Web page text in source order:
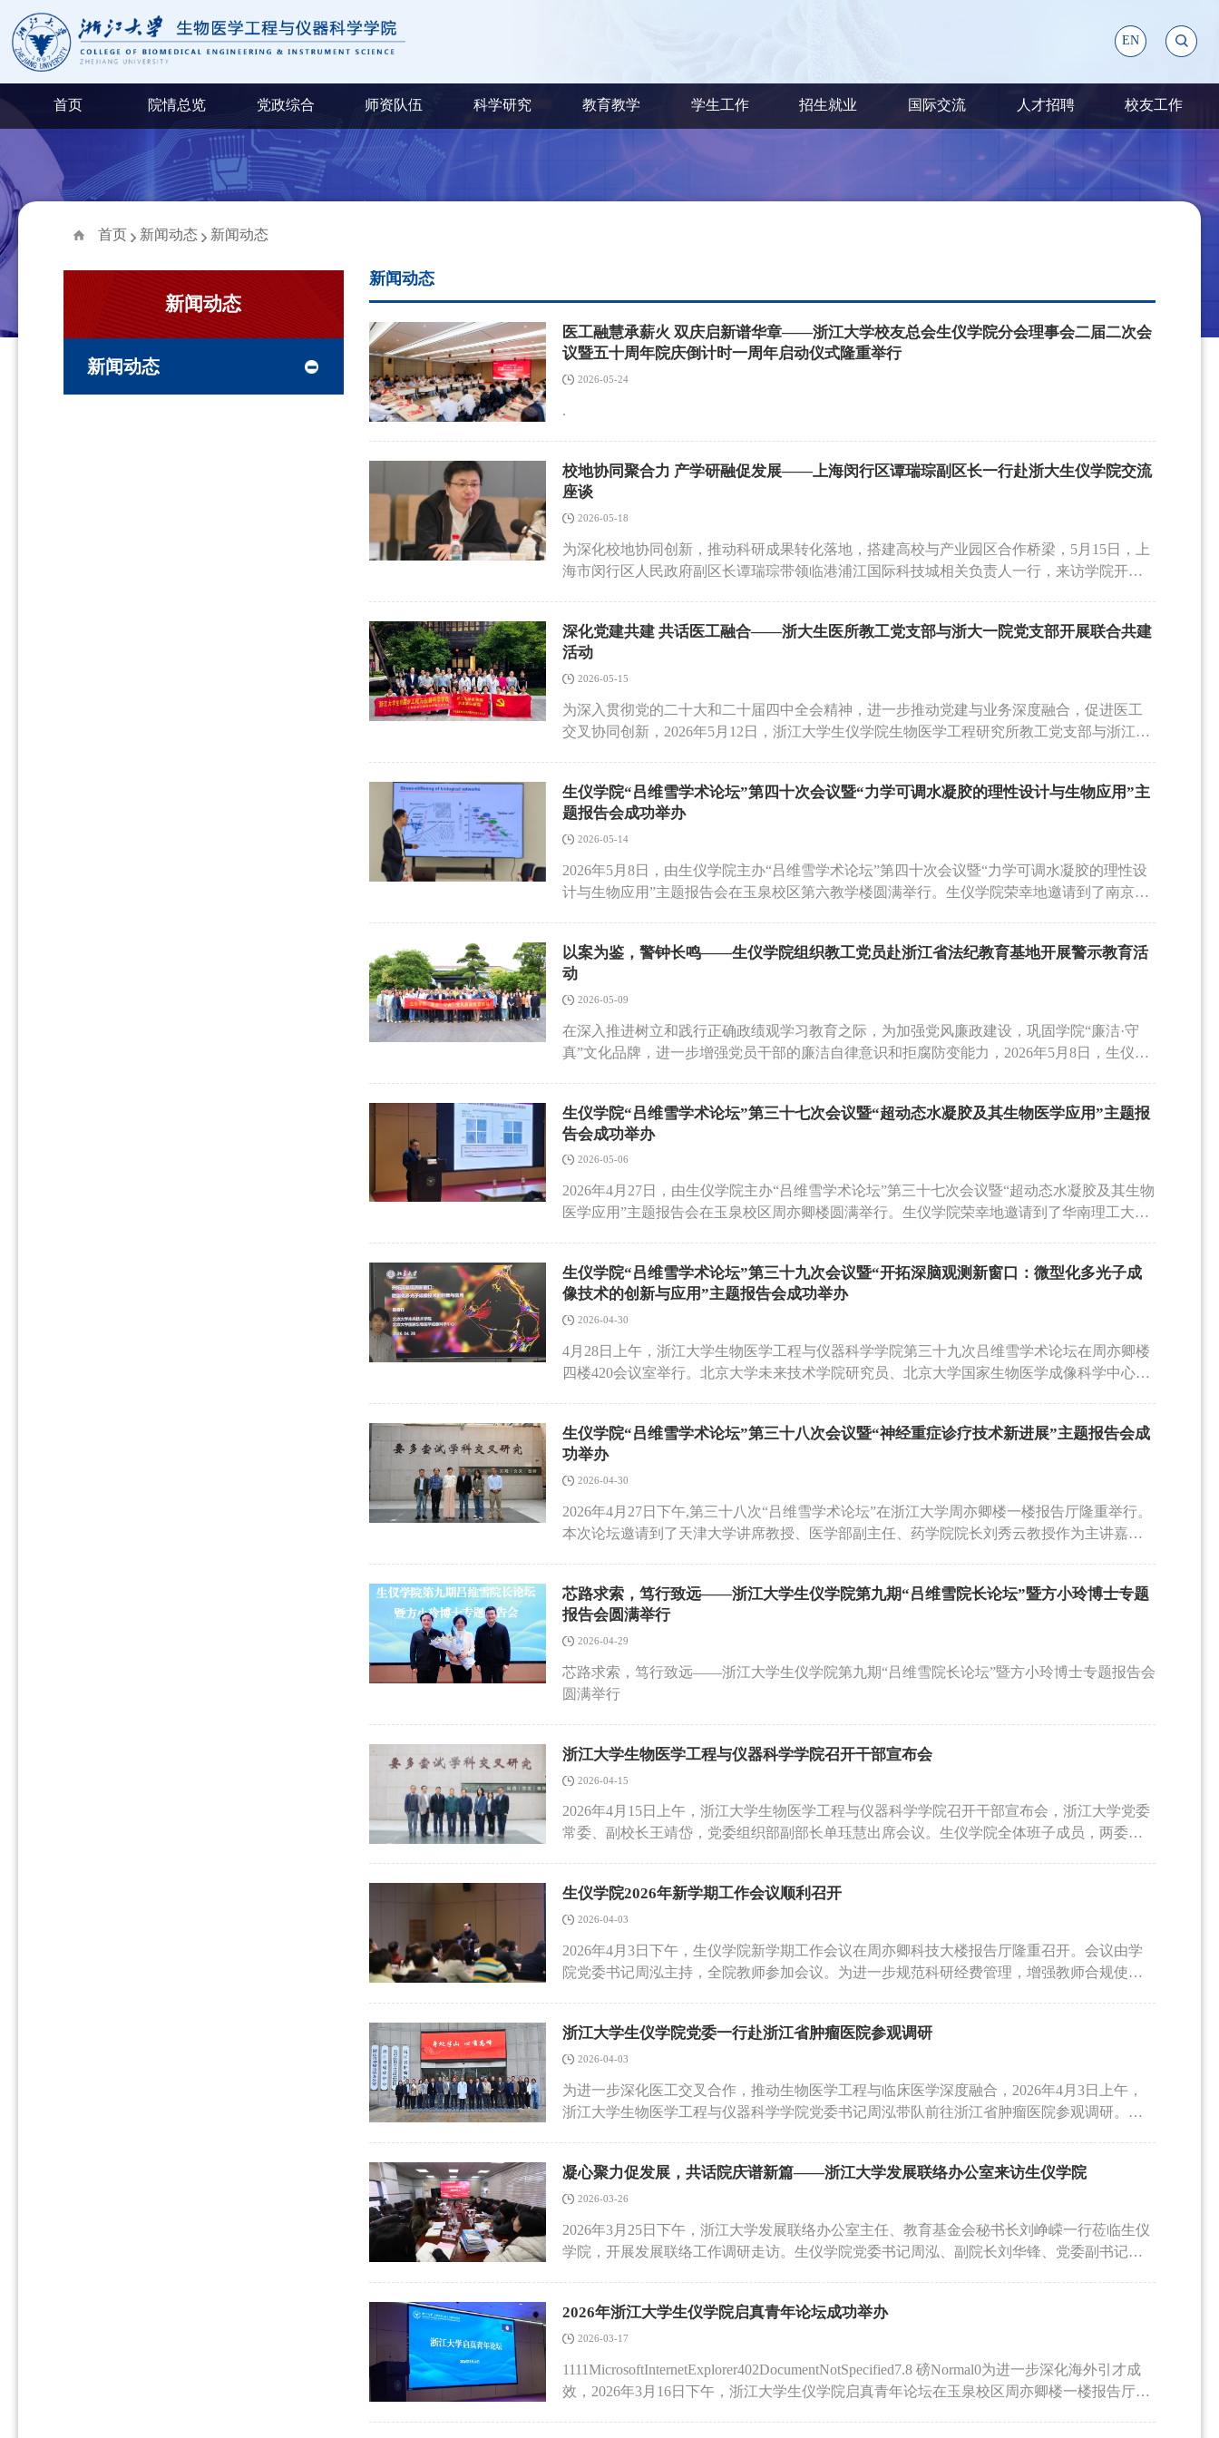
EN
首页 院情总览 党政综合 师资队伍 科学研究 教育教学 学生工作 招生就业 国际交流 人才招聘 校友工作
首页 新闻动态 新闻动态
新闻动态
新闻动态
新闻动态
医工融慧承薪火 双庆启新谱华章——浙江大学校友总会生仪学院分会理事会二届二次会
议暨五十周年院庆倒计时一周年启动仪式隆重举行
2026-05-24
.
校地协同聚合力 产学研融促发展——上海闵行区谭瑞琮副区长一行赴浙大生仪学院交流
座谈
2026-05-18
为深化校地协同创新，推动科研成果转化落地，搭建高校与产业园区合作桥梁，5月15日，上
海市闵行区人民政府副区长谭瑞琮带领临港浦江国际科技城相关负责人一行，来访学院开展
创新与产业融合，而临港浦江国际科技城作为上海科创中心建设的重要承载区，兼具国家级
高新技术产业开发区和国家级综合保税区两大功能，已形成“一区、一谷、一城、一江”的特色
产业布局，在生物医药、集成电路等领域集聚了一批国内外龙头企业和行业领军企业，具备
完善的产业生态和成果转化载体。此次带队来访，核心是希望依托浙大生仪学院的科研与人
才优势，推动高校科研成果与园区产业需求精准对接，助力闵行区生物医药、医疗器械等产
了学院的发展历程、学科建设、科研成果、人才培养等情况。他表示，学院始终坚持“产学研
用”一体化发展理念，聚焦国家战略需求和产业发展痛点，积极推动科研成果走出实验室、走
向市场，而临港浦江国际科技城的产业定位与学院的科研方向高度契合，期待双方以此次交
流为契机，在科研成果转化、联合攻关、人才输送等方面建立长期稳定的合作关系，实现优
服务体系及企业需求，重点阐述了园区在支持科技成果转化、培育科技企业、引进高端人才
等方面的具体举措，表示将为学院科研成果转化和人才创业提供全方位的服务保障，全力推
动双方合作落地见效。学院相关学科带头人也结合自身研究方向，介绍了可转化的科研成果
和合作意向。许迎科副院长表示，学院高度重视科研成果的产业化落地，助力科研成果从实
验室走向市场一线。针对临港浦江国际科技城的产业定位，学院将梳理智能医疗设备、生物
传感技术、脑机接口等领域的可转化成果，他将全力做好沟通协调工作，为双方科研合作、
成果转化提供全方位保障，助力实现技术、人才、产业的深度融合。双方围绕科研成果转
化、项目合作等展开深入交流。在科研成果转化方面，双方就建立成果转化对接机制、搭建
技术转移平台达成共识，学院将依托园区的产业资源和政策优势，加速科技成果的产业化进
提升。在人才培养方面，双方将探索“高校培养+园区实践”的人才培养模式，推动学院毕业生
向临港浦江国际科技城企业输送，提升学生的实践能力和产业适配度，实现人才培养与产业
需求的同频共振。此次交流座谈，进一步深化了校地产学研合作内涵，为双方后续开展全方
位、深层次合作指明了方向，对推动科研成果转化、培育优质人才、促进产业高质量发展具
有重要意义。
深化党建共建 共话医工融合——浙大生医所教工党支部与浙大一院党支部开展联合共建
活动
2026-05-15
为深入贯彻党的二十大和二十届四中全会精神，进一步推动党建与业务深度融合，促进医工
交叉协同创新，2026年5月12日，浙江大学生仪学院生物医学工程研究所教工党支部与浙江大
与交流座谈，共同探索党建引领下医工融合发展的新路径。双方党员参观了浙大一院院史馆
与“小八千卷楼”。通过珍贵的历史资料、影像记录与文化展陈，大家深入了解了浙大一院的发
展历程、医学精神与文化传承，深刻感受到医院在医疗服务、科技创新和人才培养等方面取
得的重要成果。参观过程中，党员同志们进一步增强了服务国家重大需求、推动医学科技进
步的责任感与使命感。与会党员在庆春院区会议室开展了专题学习，围绕新时代党建工作要
致表示，要坚持以高质量党建引领高质量发展，立足本职岗位，推动党建工作与科研创新、
临床需求深度融合，不断提升服务人民生命健康的能力与水平。浙一医院冯智英书记主持了
座谈交流环节，首先对浙一医院支部的情况进行了详细介绍，并结合临床现状，介绍了手术
麻醉、疼痛管理、输血与消毒供应等工作的临床特点与技术挑战。刘清君书记对生仪学院和
互促的情况，并介绍了研究所在生物医学传感与生物医学信息学两大研究方向的基本情况。
双方参与座谈交流的党员同志分别介绍了各自的研究方向或临床需求，双方围绕生物医学传
感、医学信息、即时检测、脑机接口等前沿研究方向以及输血、疼痛干预等临床需求展开了
深入交流，积极探讨医工交叉合作的潜在切入点与联合攻关方向。本次支部共建活动进一步
加强了学院与医院之间的沟通联系，搭建了党建共建、合作共赢的平台。未来，双方党支部
将继续发挥党建引领作用，深化医工交叉合作，推动科研成果与临床需求精准对接，为服
务“健康中国”战略和学校“双一流”建设贡献力量。文 万浩/图 党支部
生仪学院“吕维雪学术论坛”第四十次会议暨“力学可调水凝胶的理性设计与生物应用”主
题报告会成功举办
2026-05-14
2026年5月8日，由生仪学院主办“吕维雪学术论坛”第四十次会议暨“力学可调水凝胶的理性设
计与生物应用”主题报告会在玉泉校区第六教学楼圆满举行。生仪学院荣幸地邀请到了南京大
百人计划研究员田良飞主持。曹毅教授系统分享了其团队在水凝胶材料力学调控、界面粘附
优化及细胞生物物理机制解析等领域的最新研究成果，为生物材料在组织修复与再生医学领
域的应用提供了创新性解决方案。生物软物质材料作为组织工程与植入器械的核心载体，其
力学特性直接决定材料功能实现。报告中指出，这类材料不仅需要为细胞生长与组织再生提
供力学支撑，更需通过力学信号调控干细胞分化、细胞外基质组分合成及自组装等关键生物
这一难题，曹毅教授团队以典型生物材料——水凝胶为研究对象，开创性地采用“自下而上”的
研究策略。团队从材料微观结构解析入手，深入探究受力单元的力学响应机制，成功构建了
宏观力学特性的理性设计模型，并开发出可实现力学特性时空动态调控的新型水凝胶材料。
这一突破打破了传统材料设计中试错法的局限，为定制化生物材料的开发提供了理论依据与
的界面修饰与结构设计，显著提升了材料与组织的整合效率，为组织诱导性材料与工程支架
的界面设计开辟了新方向。此外，研究还深入揭示了材料宏观与微观力学特性对细胞生长、
迁移及干细胞分化的调控规律，阐明了组织再生过程中关键的细胞生物物理机制。曹毅教授
表示，上述研究成果不仅深化了对生物材料力学特性的科学认知，更为细胞培养体系优化、
组织工程支架开发及植入器械性能提升提供了重要技术支撑。未来，团队将进一步推动基础
研究与临床应用的结合，加速生物材料在再生医学领域的转化进程。本次报告会吸引了来自
材料科学、生物医学工程、医学等领域的数位师生参与，现场学术氛围浓厚。与会学者纷纷
表示，曹毅教授团队的系统性研究为生物材料力学设计提供了全新视角，对推动组织工程与
再生医学的发展具有重要意义。
以案为鉴，警钟长鸣——生仪学院组织教工党员赴浙江省法纪教育基地开展警示教育活
动
2026-05-09
在深入推进树立和践行正确政绩观学习教育之际，为加强党风廉政建设，巩固学院“廉洁·守
真”文化品牌，进一步增强党员干部的廉洁自律意识和拒腐防变能力，2026年5月8日，生仪学
警示展”“不忘初心 牢记使命”“清廉浙江 勇立潮头”等主题展厅。一份份引人沉思的忏悔书、一
个个发人深省的典型案例，深刻揭示了少数党员领导干部因政绩观错位、权力观扭曲，最终
滑向违纪违法深渊的惨痛教训，让在场每一位党员深受震撼、深受警醒。全体党员还实地参
观了南郊监狱旧址现场教学点，身临其境的现场警示教育，让全体党员切身感受到党纪国法
的刚性约束和自由的弥足珍贵。以案为鉴，警钟长鸣。此次活动是一堂生动而震撼的警示教
纪律规矩，将学习感悟转化为履职尽责、担当作为的实际行动，以优良的师德师风、务实的
工作作风，为学院各项事业高质量发展贡献力量。 文 汤沁/图 杨丹
生仪学院“吕维雪学术论坛”第三十七次会议暨“超动态水凝胶及其生物医学应用”主题报
告会成功举办
2026-05-06
2026年4月27日，由生仪学院主办“吕维雪学术论坛”第三十七次会议暨“超动态水凝胶及其生物
医学应用”主题报告会在玉泉校区周亦卿楼圆满举行。生仪学院荣幸地邀请到了华南理工大学
为“超动态水凝胶及其生物医学应用”的报告会。会议由浙江大学百人计划研究员田良飞主持。
边黎明教授系统介绍了高分子生物材料的动态特性如何影响细胞行为。其研究团队成功开发
出一系列基于可逆交联机制的新型动态水凝胶，该水凝胶具备弹性可调、快速松弛、自愈、
生物粘附及可注射等多种特性，为深入揭示三维微环境对细胞行为的调控机制提供了有力工
具。研究发现，在交联结构结合强度相近的情况下，具有较高解离速率的动态水凝胶能更快
的机械感应与分化过程。此外，干细胞的快速三维铺展与机械信号感知，还需依赖细胞粘附
配体与水凝胶网络之间稳定而精确的化学偶联。该工作提出，超分子水凝胶中物理交联的动
力学参数是调控细胞与水凝胶相互作用及三维细胞行为的关键因素之一。实验表明，具有较
高解离常数的主客体交联水凝胶，可通过细胞力介导的网络重组有效促进细胞铺展与机械信
的机械感应依赖性分化具有重要作用。总体而言，该类新型超动态水凝胶在再生医学中展现
出重要潜力，不仅能作为性能优异的支架材料，也为研究细胞如何响应三维微环境中的动态
生物物理信号提供了一个高度可调控的研究平台。讲座现场学术交流气氛热烈，与会师生围
绕报告内容积极提问、深入探讨。边黎明教授以清晰的逻辑脉络，系统介绍了其团队在“动态
水凝胶设计与合成”方面的扎实研究基础，并重点阐释了“水凝胶网络动态力学特性”在调控干
细胞三维行为中的关键作用与内在机制。这一研究为“理解细胞在动态微环境中的机械信号感
知与响应”提供了全新视角，引起了在场师生的浓厚兴趣，并展开了热烈讨论。边教授耐心细
致地解答了大家就材料设计原理、生物机制验证等多个层面提出的问题，同时分享了他在跨
学科研究中的心得体会，并对动态生物材料在组织工程与再生医学中的未来发展方向进行了
生仪学院“吕维雪学术论坛”第三十九次会议暨“开拓深脑观测新窗口：微型化多光子成
像技术的创新与应用”主题报告会成功举办
2026-04-30
4月28日上午，浙江大学生物医学工程与仪器科学学院第三十九次吕维雪学术论坛在周亦卿楼
四楼420会议室举行。北京大学未来技术学院研究员、北京大学国家生物医学成像科学中心赵
微成像技术研究，围绕自由行为动物深脑高分辨率观测这一重要科学问题，发展了系列微型
化多光子成像技术。其相关成果以第一作者或通讯作者身份发表于Nature Methods等国际学术
期刊。其中，他参与研制的微型三光子显微镜重约2.17克，通过优化散射荧光收集能力，实现
了在强散射深层组织中的高效成像；该系统可在安全激光功率下，对小鼠全皮层及背侧海马
CA1区钙活动进行成像，成像深度可达1.2 mm。报告中，赵春竹研究员首先介绍了深脑神经
荧光信号衰减以及动物运动状态限制等因素影响，难以兼顾高分辨率、深穿透、低侵入性和
自由行为条件下的长期观测。针对这些问题，赵春竹研究员围绕微型化、多光子激发、高效
荧光收集和系统工程集成等方向，系统阐述了团队在深脑成像仪器研制方面的创新思路。随
后，赵春竹研究员重点介绍了微型化三光子显微成像技术的设计理念和应用进展。三光子成
动观测。为了适应自由活动动物实验需求，研究团队在显微系统小型化、光路结构优化、荧
光收集效率提升和成像稳定性等方面进行了系统设计，使微型化三光子显微镜能够在自由活
动小鼠中开展深层脑区结构与功能成像。相关研究进一步展示了该技术在观察后顶叶皮层第6
层神经元与感觉运动行为相关活动中的应用潜力。除微型化三光子显微镜外，赵春竹研究员
还介绍了多色、深层、跨尺度神经成像方面的最新进展。通过光学系统设计和成像策略优
化，研究团队实现了多色深层微型化双光子显微成像，并将双光子成像深度推进至约800
μm，为自由活动小鼠中神经元结构、功能及多组分同步观测提供了新的技术手段。同时，团
队还围绕自适应三光子成像开展探索，结合混合DM-SLM与DMD弹道光筛选等方法，提高深
子显微成像在神经科学中的应用，以及未来光学脑机接口技术发展等问题进行了深入讨论。
与会师生表示，报告内容兼具基础科学问题、光学仪器创新和生物医学应用价值，对于理解
一步拓展了学院师生对微型化多光子显微成像、深脑神经活动观测和光学脑机接口前沿技术
的认识。论坛的举办促进了学院与国内高水平研究团队之间的学术交流，也为推动生物医学
成像技术创新和交叉学科发展提供了有益借鉴。
生仪学院“吕维雪学术论坛”第三十八次会议暨“神经重症诊疗技术新进展”主题报告会成
功举办
2026-04-30
2026年4月27日下午,第三十八次“吕维雪学术论坛”在浙江大学周亦卿楼一楼报告厅隆重举行。
本次论坛邀请到了天津大学讲席教授、医学部副主任、药学院院长刘秀云教授作为主讲嘉
域的深厚积淀，系统性地阐述了医工交叉技术在临床神经外科中的前沿应用。报告伊始，刘
秀云教授从临床痛点出发，深刻剖析了神经重症患者脑组织的极端脆弱性与病情的瞬息万
变。依托其团队在医工交叉领域的深厚积淀，刘秀云教授详细介绍了如何利用前沿工程技术
手段为临床医学赋能。刘秀云教授强调，医工结合的本质在于深入临床场景，通过工程学手
段将复杂的神经信号转化为可量化、可干预的临床决策支持信息，从而实现从生命维持到功
团队近期在脑机接口领域的研发成果及临床应用突破。她详细阐述了团队如何通过医工结合
实现对神经重症患者脑部状态的精准捕捉与动态分析。这些新技术不仅提升了重症监护场景
下的诊断效率，更为后续的精准诊疗方案提供了科学依据，展现了脑机接口技术在临床医学
生仪学院师生在医工交叉领域的探索创新提供了方向。报告结束后，现场学术氛围达到高
潮，进入了热烈的互动交流环节。生仪学院师生立足基础研究与临床转化的多维视角，与刘
秀云教授进行了深度交流。在探讨临床转化难题时，刘秀云教授结合自身获批国家重点研发
项目首席科学家的经验，深入解析了医疗器械从实验室原型到临床准入的长周期属性。她建
议青年学子在科研初期就要具备规范意识，关注传感器的长期生物兼容性与临床鲁棒性。刘
秀云教授严谨治学的逻辑思辨与对医学人文的深切关怀，深深感染了在场师生，赢得了阵阵
掌声。会后，刘秀云教授在刘清君教授的陪同下，参观了生仪学院相关科研平台与实验室。
刘秀云教授详细了解了学院在高端医疗器械研发、生物传感器等领域的最新布局，并对学院
芯路求索，笃行致远——浙江大学生仪学院第九期“吕维雪院长论坛”暨方小玲博士专题
报告会圆满举行
2026-04-29
芯路求索，笃行致远——浙江大学生仪学院第九期“吕维雪院长论坛”暨方小玲博士专题报告会
圆满举行
浙江大学生物医学工程与仪器科学学院召开干部宣布会
2026-04-15
2026年4月15日上午，浙江大学生物医学工程与仪器科学学院召开干部宣布会，浙江大学党委
常委、副校长王靖岱，党委组织部副部长单珏慧出席会议。生仪学院全体班子成员，两委委
务。会上，王靖岱副校长充分肯定了上一届领导班子为学院高质量发展做出的重要贡献，并
对周泓同志及新班子寄予厚望。他强调，要始终把政治建设摆在首位，深刻把握高等教育的
政治与战略属性，将服务国家重大战略需求作为核心使命，推动学院发展与国家需求同向同
行。要厚植实干精神与团结协作的学科文化，营造开放竞争、团结奋进的学术生态；严守政
治纪律和规矩，贯彻民主集中制，主动谋划、抢抓机遇，夯实长远发展根基。王校长要求新
班子胸怀高远使命，充分发挥学科交叉优势，聚焦一流、服务大局；勇于担当作为，结合学
院实际探索一流学科建设路径，把师生利益作为工作的出发点和落脚点；持续加强班子建
设，提高战略谋划能力，弘扬团结协作的精神，凝聚发展合力。他期待生仪学院在新班子带
全面推进中华民族伟大复兴作出积极贡献。离任班子成员林辉作表态发言，他表示坚决拥护
组织决定，衷心感谢学校和生仪学院多年来的信任与支持，并将一如既往地关心、支持生仪
子作表态发言。他表示，坚决拥护和支持学校党委的任命决定，对林辉同志几年来的辛勤付
出与努力表达衷心的感谢，对刘华锋同志转任正职、许迎科同志履新加入学院领导班子队伍
表示祝贺。学院领导班子将始终坚持党的领导，把稳政治方向；精诚团结协作，汇聚发展合
力；聚焦一流目标，狠抓工作落实；严守纪律规矩，涵养清风正气，继续努力为每一位师生
战略需求、助力学校发展大局作出新的更大贡献！
生仪学院2026年新学期工作会议顺利召开
2026-04-03
2026年4月3日下午，生仪学院新学期工作会议在周亦卿科技大楼报告厅隆重召开。会议由学
院党委书记周泓主持，全院教师参加会议。为进一步规范科研经费管理，增强教师合规使用
结合典型违规案例，深入剖析常见问题与关键风险环节。本次宣讲对提升学院教师科研经费
使用的规范性与安全意识具有重要指导意义。学院表示，将持续加强科研经费管理培训，筑
牢廉洁防线，为科研工作健康有序开展提供坚实保障。会上，刘华锋副院长传达了浙江大学
2026年度工作会议精神，重点介绍了学校建设“全球卓越创新型大学”的战略目标，以及省委常
委专题会议明确的“一圈一网一高地”任务部署。回顾“十四五”期间，学校综合排名进入全球大
学前五十位，多项办学指标创历史新高，一流课程建设位居全国前列。刘华锋指出，2026年
是“十五五”开局之年，也是建设全球卓越创新型大学的起步之年。生仪学院要锚定世界一流学
案作详细解读，从工作安排、组织保障及实施任务明细等方面进行了系统说明。她强调，要
始终坚持以学生成长为中心，在原有“三全育人”基础上，进一步构建“全员、全过程、全方
绩观学习教育。他强调，学院班子要以习近平总书记对浙江大学系列重要指示精神和强国战
略要求为指引，团结带领全院师生实现学院“十五五”期间战略迭代。要做到“高站位、勇担
当、宽胸怀、善感召”，持续加强集体关怀，用心、用情解决师生的急难愁盼。周泓表示，学
院领导班子将紧密围绕“心怀国之大者，奋力走在前列”主题，明目扩胸、实事求是，将学习教
浙江大学生仪学院党委一行赴浙江省肿瘤医院参观调研
2026-04-03
为进一步深化医工交叉合作，推动生物医学工程与临床医学深度融合，2026年4月3日上午，
浙江大学生物医学工程与仪器科学学院党委书记周泓带队前往浙江省肿瘤医院参观调研。学
场讲解了重离子治疗系统的运行机制、临床应用场景及最新建设成果，让老师们近距离感受
到了高端医疗设备在肿瘤精准治疗中的重要作用。随后，双方举行座谈交流会。浙江省肿瘤
医院党委副书记、副院长张宏首先代表医院对生仪学院一行的到访表示热烈欢迎，并围绕医
院发展历程、学科建设、临床特色及未来规划作了整体介绍。医院组织人事部副主任黄卫
华、医学工程部主任王慈勇、院士办公室副主任朱韵甜、科研部副主任娄懿、医务部副主任
夏亮分别就医院人才队伍、设备配置、院所融合机制、科研工作及医疗运行情况进行了专题
介绍。座谈会上，双方围绕医工交叉人才培养、科研协同创新、高端医疗装备研发与转化等
面开展务实合作，共同推动医学与工程的交叉融合，服务“健康中国”战略。此次调研活动进一
步加深了双方的了解，为后续建立长期稳定的合作机制奠定了良好基础。
凝心聚力促发展，共话院庆谱新篇——浙江大学发展联络办公室来访生仪学院
2026-03-26
2026年3月25日下午，浙江大学发展联络办公室主任、教育基金会秘书长刘峥嵘一行莅临生仪
学院，开展发展联络工作调研走访。生仪学院党委书记周泓、副院长刘华锋、党委副书记陈
先介绍了生仪学院近年来发展联络工作的整体情况、成效亮点及现阶段筹备学院50周年院庆
的工作重点。刘峥嵘主任对生仪学院发展联络工作取得的阶段性成果给予高度评价。刘主任
指出，发展联络工作是高校连接校友、汇聚资源、传承文脉的核心纽带，对学院学科建设、
人才培养、品牌塑造具有重要的指导意义。她强调，五十周年院庆是生仪学院凝聚共识、彰
显特色的关键契机，发展联络办公室将从资源整合、项目策划、人员配备等方面，为生仪学
院院庆筹备及长期发展提供全方位、深层次指导，助力学院将发展联络工作与学科建设、人
2026年浙江大学生仪学院启真青年论坛成功举办
2026-03-17
1111MicrosoftInternetExplorer402DocumentNotSpecified7.8 磅Normal0为进一步深化海外引才成
效，2026年3月16日下午，浙江大学生仪学院启真青年论坛在玉泉校区周亦卿楼一楼报告厅顺